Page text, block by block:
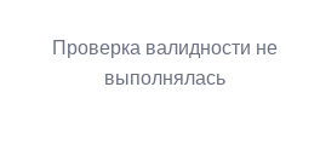
Проверка валидности не
выполнялась